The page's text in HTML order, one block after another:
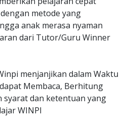
metode yang
anak merasa nyaman
dari Tutor/Guru Winner
menjanjikan dalam Waktu
Membaca, Berhitung
syarat dan ketentuan yang
WINPI